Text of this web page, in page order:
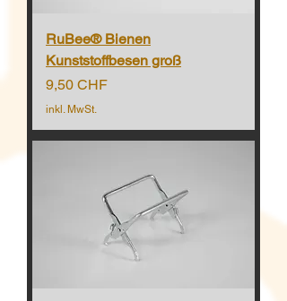
RuBee® Bienen
Kunststoffbesen groß
Preis
9,50 CHF
inkl. MwSt.